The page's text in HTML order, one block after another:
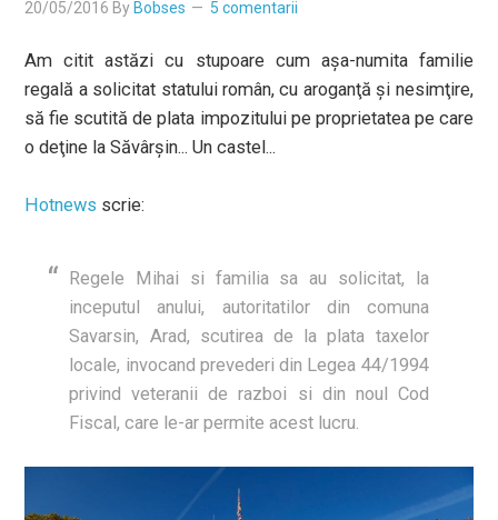
20/05/2016 By Bobses 5 comentarii
Am citit astăzi cu stupoare cum aşa-numita familie
regală a solicitat statului român, cu aroganţă şi nesimţire,
să fie scutită de plata impozitului pe proprietatea pe care
o deţine la Săvârşin... Un castel...
Hotnews scrie:
Regele Mihai si familia sa au solicitat, la
inceputul anului, autoritatilor din comuna
Savarsin, Arad, scutirea de la plata taxelor
locale, invocand prevederi din Legea 44/1994
privind veteranii de razboi si din noul Cod
Fiscal, care le-ar permite acest lucru.